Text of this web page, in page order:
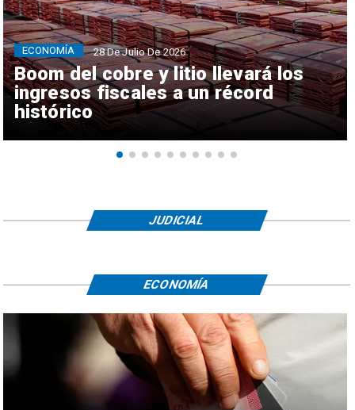
Boom del cobre y litio llevará los
ingresos fiscales a un récord
histórico
ECONOMÍA 28 De Julio De 2026
JUDICIAL
ECONOMÍA